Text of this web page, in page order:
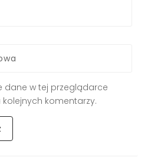
dane w tej przeglądarce
komentarzy.